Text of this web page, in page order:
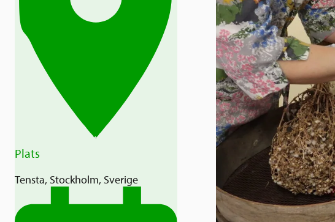
Plats
Tensta, Stockholm, Sverige